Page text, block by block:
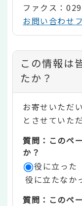
ファクス：
お問い合わせ
コ
ン
テ
ン
ツ
評
価
この情報は
たか？
お寄せいただ
とさせていた
質問：このペ
か？
役に立った
役に立たなか
質問：このペ